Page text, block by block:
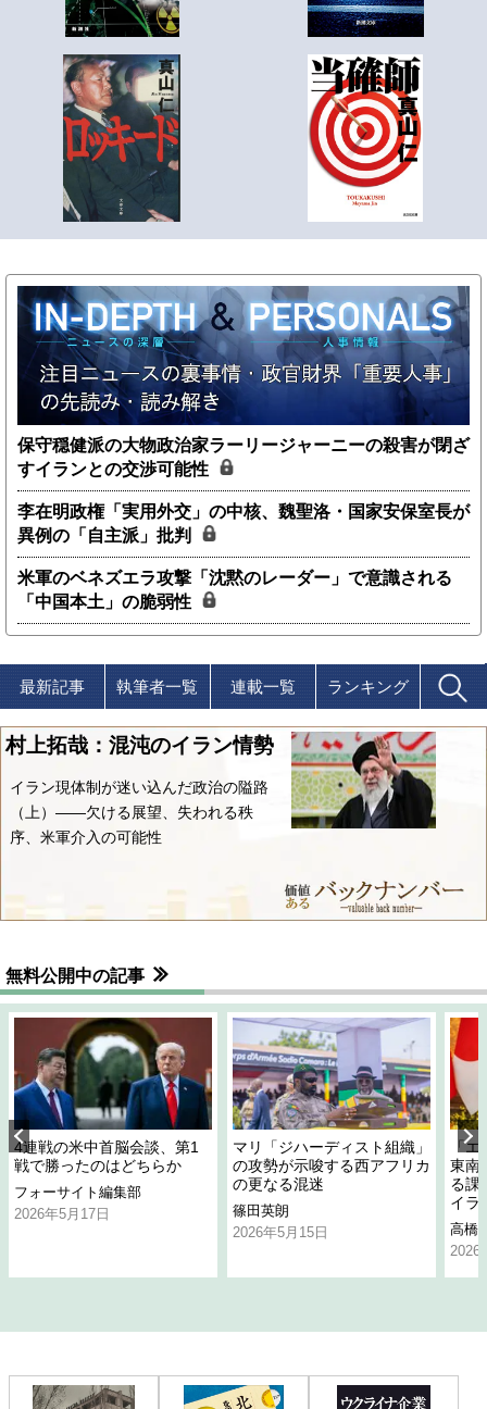
保守穏健派の大物政治家ラーリージャーニーの殺害が閉ざ
すイランとの交渉可能性
李在明政権「実用外交」の中核、魏聖洛・国家安保室長が
異例の「自主派」批判
米軍のベネズエラ攻撃「沈黙のレーダー」で意識される
「中国本土」の脆弱性
最新記事 執筆者一覧 連載一覧 ランキング
村上拓哉：混沌のイラン情勢
イラン現体制が迷い込んだ政治の隘路
（上）――欠ける展望、失われる秩
序、米軍介入の可能性
無料公開中の記事
4連戦の米中首脳会談、第1
戦で勝ったのはどちらか
フォーサイト編集部
2026年5月17日
マリ「ジハーディスト組織」
の攻勢が示唆する西アフリカ
の更なる混迷
篠田英朗
2026年5月15日
「
東南
る課
イラ
高橋
2026